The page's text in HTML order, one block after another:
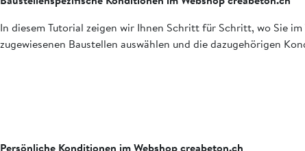
In diesem Tutorial zeigen wir Ihnen Schritt für Schritt, wo Sie
zugewiesenen Baustellen auswählen und die dazugehörigen
Persönliche Konditionen im Webshop creabeton.ch